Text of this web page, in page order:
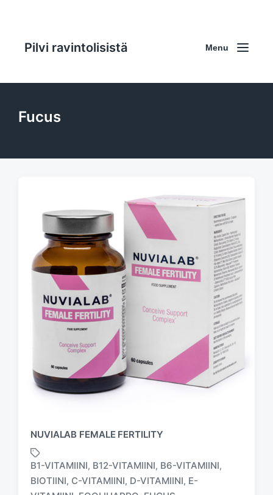
Pilvi ravintolisistä Menu
Fucus
NUVIALAB FEMALE FERTILITY
B1-VITAMIINI, B12-VITAMIINI, B6-VITAMIINI,
BIOTIINI, C-VITAMIINI, D-VITAMIINI, E-